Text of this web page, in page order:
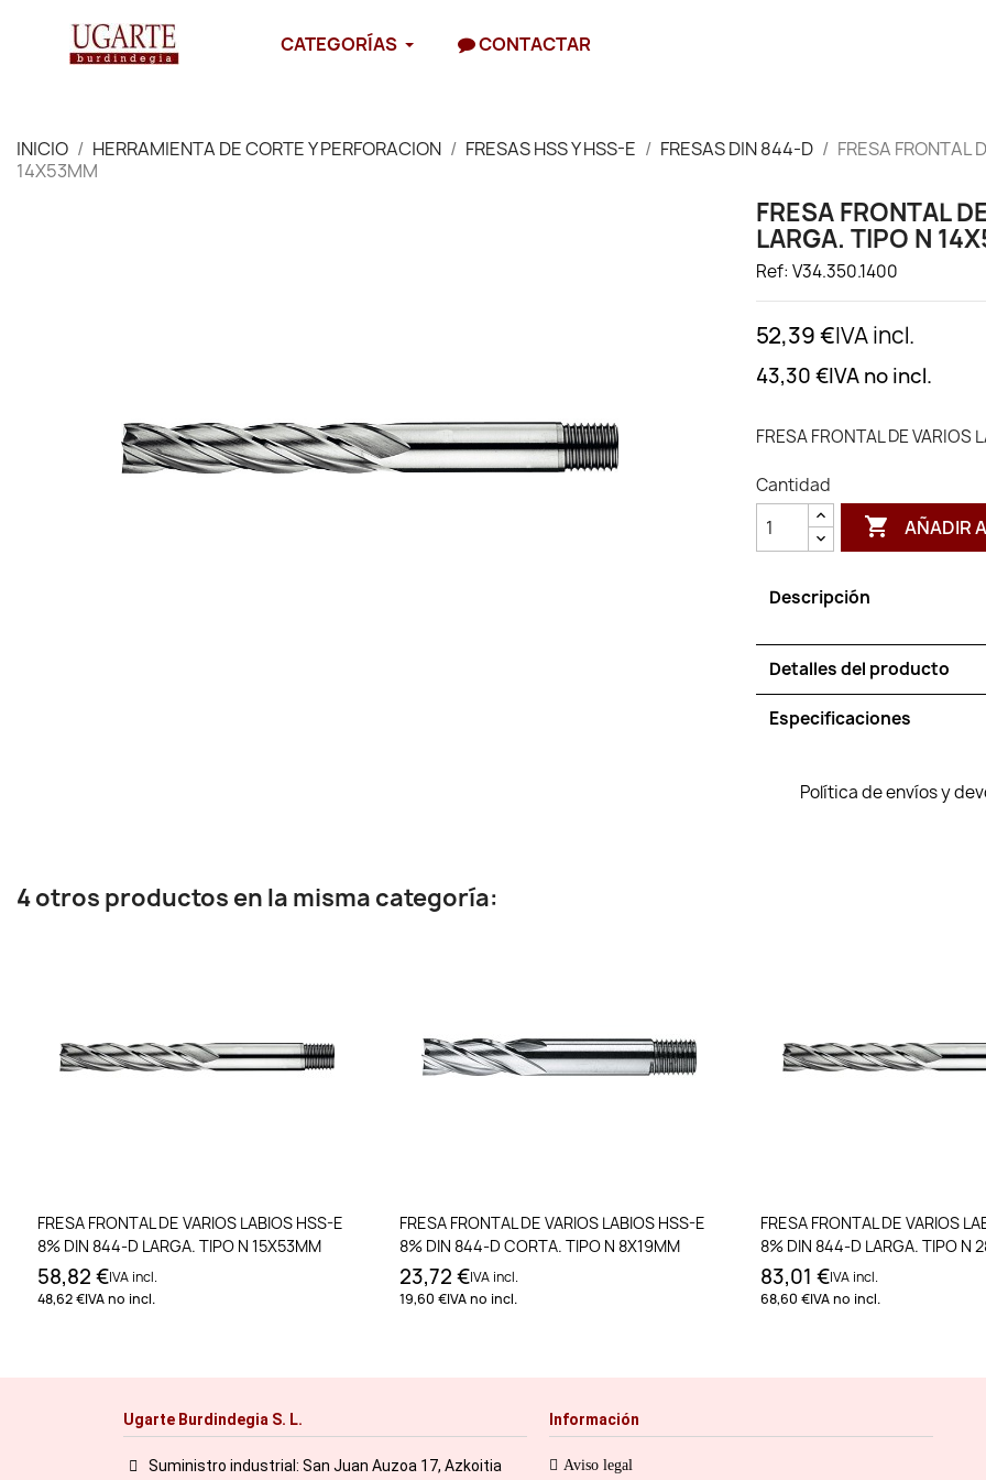
CATEGORÍAS CONTACTAR
INICIO HERRAMIENTA DE CORTE Y PERFORACION FRESAS HSS Y HSS-E FRESAS DIN 844-D
FRESA FRONTAL
14X53MM
FRESA FRONTAL
LARGA. TIPO N
Ref: V34.350.1400
52,39 €IVA incl.
43,30 €IVA no incl.
FRESA FRONTAL DE
Cantidad
 AÑADIR
Descripción
Detalles del producto
Especificaciones
Política de envíos y
4 otros productos en la misma categoría:
Añadir al carrito
FRESA FRONTAL DE VARIOS LABIOS HSS-E
8% DIN 844-D LARGA. TIPO N 15X53MM
58,82 €IVA incl.
48,62 €IVA no incl.
Añadir al carrito
FRESA FRONTAL DE VARIOS LABIOS HSS-E
8% DIN 844-D CORTA. TIPO N 8X19MM
23,72 €IVA incl.
19,60 €IVA no incl.
Añadir al
FRESA FRONTAL DE VARIOS
8% DIN 844-D LARGA. TIPO N
83,01 €IVA incl.
68,60 €IVA no incl.
Ugarte Burdindegia S. L.
Suministro industrial: San Juan Auzoa 17, Azkoitia
Información
Aviso legal